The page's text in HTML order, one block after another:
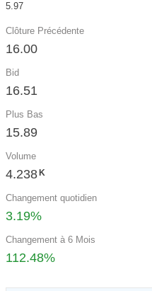
5.97
Clôture Précédente
16.00
Bid
16.51
Plus Bas
15.89
Volume
4.238 K
Changement quotidien
3.19%
Changement à 6 Mois
112.48%